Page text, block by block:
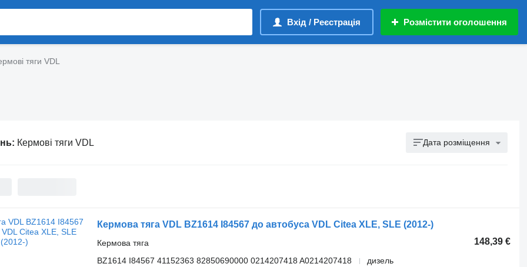
Вхід / Реєстрація Розмістити оголошення
тяги VDL
Кермові тяги VDL Дата розміщення
Кермова тяга VDL BZ1614 I84567 до автобуса VDL Citea XLE, SLE (2012-)
148,39 €
Кермова тяга
BZ1614 I84567 41152363 82850690000 0214207418 A0214207418
дизель